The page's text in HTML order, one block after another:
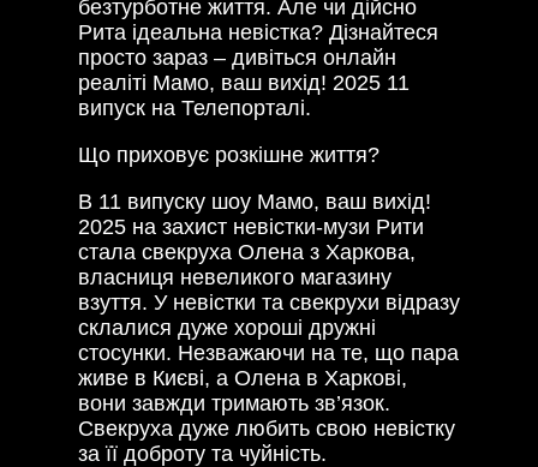
безтурботне життя. Але чи дійсно
Рита ідеальна невістка? Дізнайтеся
просто зараз – дивіться онлайн
реаліті Мамо, ваш вихід! 2025 11
випуск на Телепорталі.
Що приховує розкішне життя?
В 11 випуску шоу Мамо, ваш вихід!
2025 на захист невістки-музи Рити
стала свекруха Олена з Харкова,
власниця невеликого магазину
взуття. У невістки та свекрухи відразу
склалися дуже хороші дружні
стосунки. Незважаючи на те, що пара
живе в Києві, а Олена в Харкові,
вони завжди тримають зв’язок.
Свекруха дуже любить свою невістку
за її доброту та чуйність.